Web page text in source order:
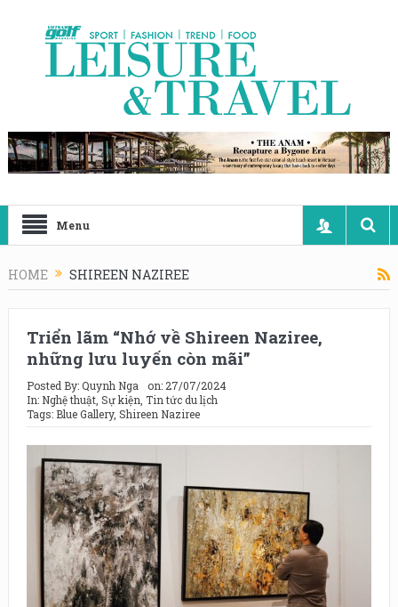
Menu
HOME SHIREEN NAZIREE
Triển lãm “Nhớ về Shireen Naziree,
những lưu luyến còn mãi”
Posted By:Quynh Nga on: 27/07/2024
In: Nghệ thuật, Sự kiện Tin tức du lịch
Tags: Blue Gallery, Shireen Naziree